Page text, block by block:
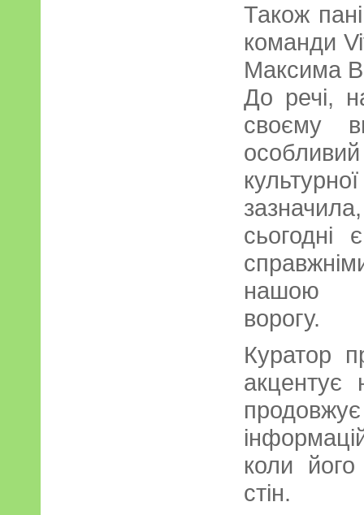
Також
команди
Максима
До речі,
своєму
сьогодні
нашою
ворогу.
Куратор
коли
стін.